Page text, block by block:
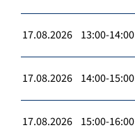
17.08.2026 13:00-14:00
17.08.2026 14:00-15:00
17.08.2026 15:00-16:00